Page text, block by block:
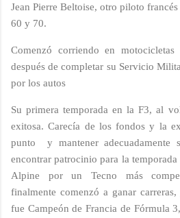
Jean Pierre Beltoise, otro piloto
60 y 70.
Comenzó corriendo en
después de completar su Servicio
por los autos
Su primera temporada en la F3, al
exitosa. Carecía de los fondos y la
punto y mantener adecuadamente
encontrar patrocinio para la
Alpine por un Tecno más
finalmente comenzó a ganar
fue Campeón de Francia de Fórmula